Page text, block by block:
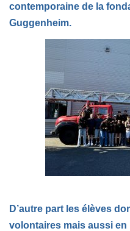
contemporaine de la
Guggenheim.
D’autre part les élèves
volontaires mais aussi en